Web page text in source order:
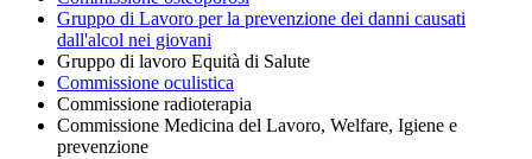
Gruppo di Lavoro per la prevenzione dei danni causati
dall'alcol nei giovani
Gruppo di lavoro Equità di Salute
Commissione oculistica
Commissione radioterapia
Commissione Medicina del Lavoro, Welfare, Igiene e
prevenzione